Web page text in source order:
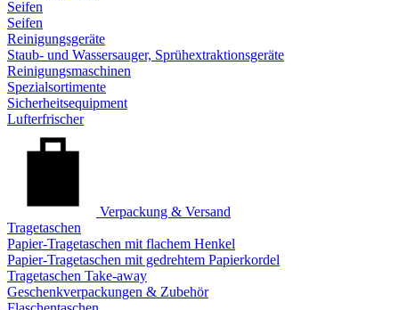
Seifen
Seifen
Reinigungsgeräte
Staub- und Wassersauger, Sprühextraktionsgeräte
Reinigungsmaschinen
Spezialsortimente
Sicherheitsequipment
Lufterfrischer
Verpackung & Versand
Tragetaschen
Papier-Tragetaschen mit flachem Henkel
Papier-Tragetaschen mit gedrehtem Papierkordel
Tragetaschen Take-away
Geschenkverpackungen & Zubehör